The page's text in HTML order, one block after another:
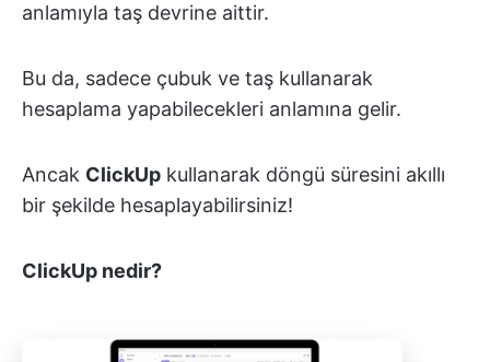
anlamıyla taş devrine aittir.
Bu da, sadece çubuk ve taş kullanarak
hesaplama yapabilecekleri anlamına gelir.
Ancak ClickUp kullanarak döngü süresini akıllı
bir şekilde hesaplayabilirsiniz!
ClickUp nedir?